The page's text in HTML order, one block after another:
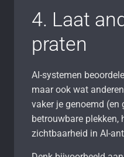
4. Laat
praten
AI-systemen
maar ook wat
vaker je genoemd
betrouwbare plekken,
zichtbaarheid in AI-